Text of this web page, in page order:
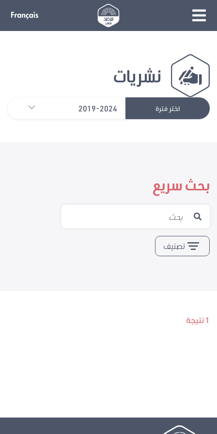
نشريات
اختر فترة 2019-2024
بحث سريع
تصنيف
1 نتيجة